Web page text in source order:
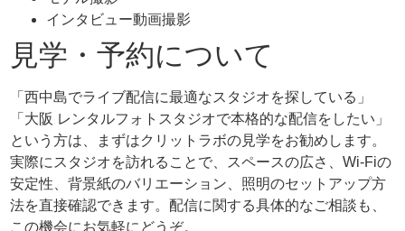
インタビュー動画撮影
見学・予約について
「西中島でライブ配信に最適なスタジオを探している」
「大阪 レンタルフォトスタジオで本格的な配信をしたい」
という方は、まずはクリットラボの見学をお勧めします。
実際にスタジオを訪れることで、スペースの広さ、Wi-Fiの
安定性、背景紙のバリエーション、照明のセットアップ方
法を直接確認できます。配信に関する具体的なご相談も、
この機会にお気軽にどうぞ。